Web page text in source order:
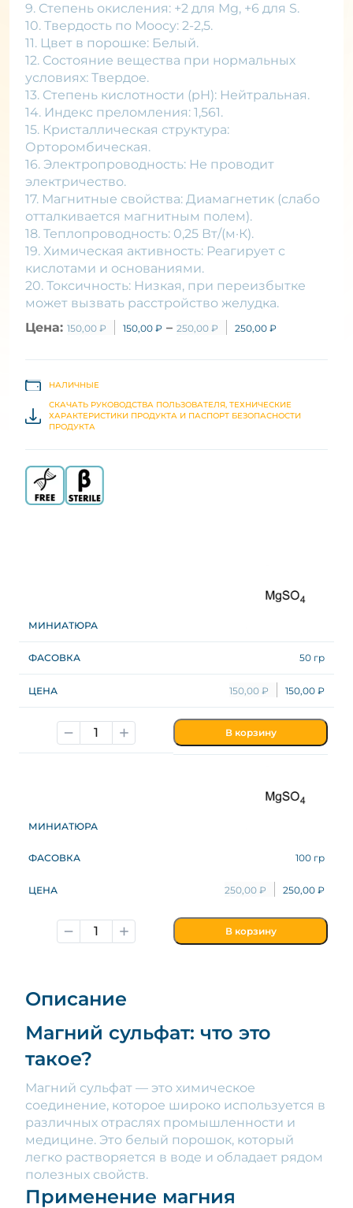
9. Степень окисления: +2 для Mg, +6 для S.
10. Твердость по Моосу: 2-2,5.
11. Цвет в порошке: Белый.
12. Состояние вещества при нормальных
условиях: Твердое.
13. Степень кислотности (pH): Нейтральная.
14. Индекс преломления: 1,561.
15. Кристаллическая структура:
Орторомбическая.
16. Электропроводность: Не проводит
электричество.
17. Магнитные свойства: Диамагнетик (слабо
отталкивается магнитным полем).
18. Теплопроводность: 0,25 Вт/(м·К).
19. Химическая активность: Реагирует с
кислотами и основаниями.
20. Токсичность: Низкая, при переизбытке
может вызвать расстройство желудка.
Цена: 150,00 ₽ 150,00 ₽ – 250,00 ₽ 250,00 ₽
НАЛИЧНЫЕ
СКАЧАТЬ РУКОВОДСТВА ПОЛЬЗОВАТЕЛЯ, ТЕХНИЧЕСКИЕ
ХАРАКТЕРИСТИКИ ПРОДУКТА И ПАСПОРТ БЕЗОПАСНОСТИ
ПРОДУКТА
50 гр
150,00 ₽ 150,00 ₽
В корзину
100 гр
250,00 ₽ 250,00 ₽
В корзину
Описание
Магний сульфат: что это
такое?
Магний сульфат — это химическое
соединение, которое широко используется в
различных отраслях промышленности и
медицине. Это белый порошок, который
легко растворяется в воде и обладает рядом
полезных свойств.
Применение магния